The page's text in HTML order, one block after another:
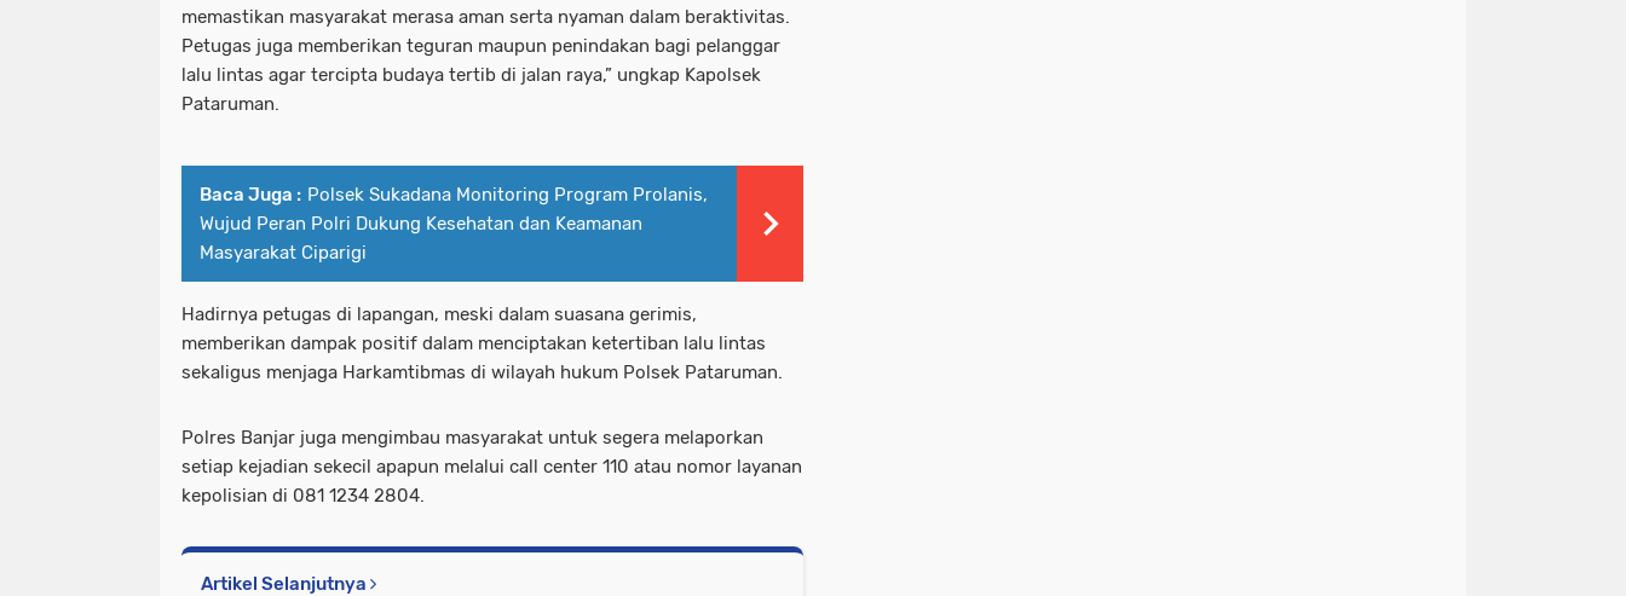
memastikan masyarakat merasa aman serta nyaman dalam beraktivitas.
Petugas juga memberikan teguran maupun penindakan bagi pelanggar
lalu lintas agar tercipta budaya tertib di jalan raya,” ungkap Kapolsek
Pataruman.
Baca Juga : Polsek Sukadana Monitoring Program Prolanis,
Wujud Peran Polri Dukung Kesehatan dan Keamanan
Masyarakat Ciparigi
Hadirnya petugas di lapangan, meski dalam suasana gerimis,
memberikan dampak positif dalam menciptakan ketertiban lalu lintas
sekaligus menjaga Harkamtibmas di wilayah hukum Polsek Pataruman.
Polres Banjar juga mengimbau masyarakat untuk segera melaporkan
setiap kejadian sekecil apapun melalui call center 110 atau nomor layanan
kepolisian di 081 1234 2804.
Artikel Selanjutnya